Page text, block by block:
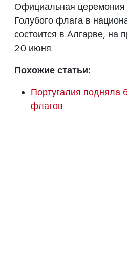
Официальная церемония
Голубого флага в
состоится в Алгарве, на
20 июня.
Похожие статьи:
Португалия подняла
флагов